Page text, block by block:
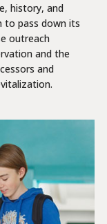
history, and
to pass down its
outreach
and the
and